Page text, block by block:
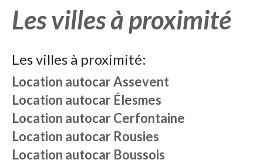
Les villes à proximité
Les villes à proximité:
Location autocarAssevent
Location autocar Élesmes
Location autocarCerfontaine
Location autocar Rousies
Location autocar Boussois